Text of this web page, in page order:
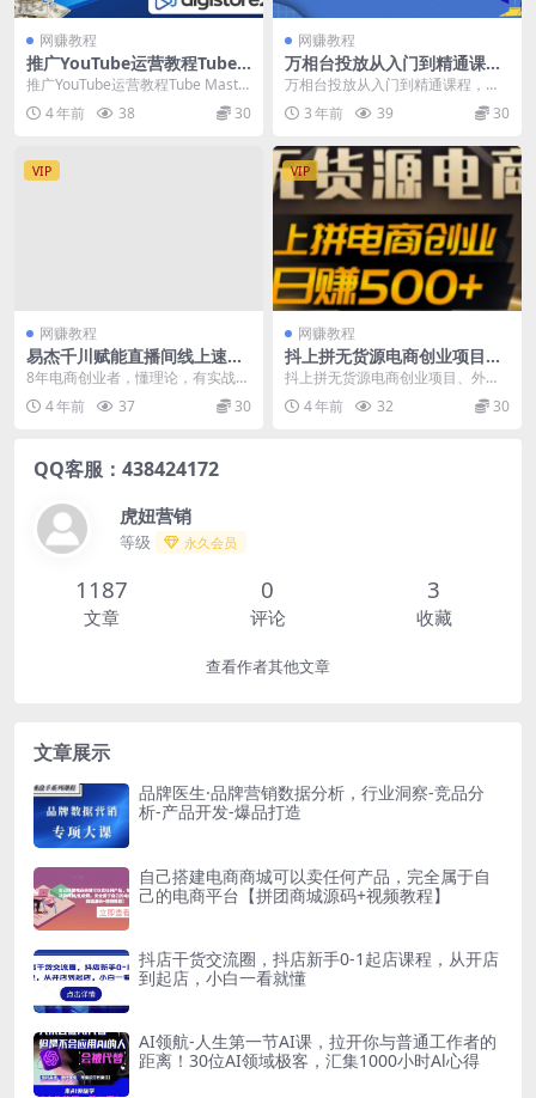
网赚教程
推广YouTube运营教程Tube
Mastery，每单净赚200美元
推广YouTube运营教程Tube Maste
ry，每单净赚200美元 Matt...
4 年前 38 30
网赚教程
万相台投放从入门到精通课
程，学会这些，低成本拿流量
万相台投放从入门到精通课程，学
会这些，低成本拿流量不愁 课程目
录： 1-1_第一...
3 年前 39 30
VIP
网赚教程
易杰千川赋能直播间线上速成
课，带你从青铜到王者入门千
川投流，让你快速掌握千川核
心原理
8年电商创业者，懂理论，有实战，
战绩：生鲜单场GMV80万，饰品月
销1500万，...
4 年前 37 30
VIP
网赚教程
抖上拼无货源电商创业项目、
外面收费12800，日赚500+的
案例解析参考
抖上拼无货源电商创业项目、外面
收费12800，日赚500+的案例解析
参考 外边收...
4 年前 32 30
QQ客服：438424172
虎妞营销
等级 永久会员
1187
文章
0
评论
3
收藏
查看作者其他文章
文章展示
品牌医生·品牌营销数据分析，行业洞察-竞品分
析-产品开发-爆品打造
自己搭建电商商城可以卖任何产品，完全属于自
己的电商平台【拼团商城源码+视频教程】
抖店干货交流圈，抖店新手0-1起店课程，从开店
到起店，小白一看就懂
AI领航-人生第一节AI课，拉开你与普通工作者的
距离！30位AI领域极客，汇集1000小时Al心得